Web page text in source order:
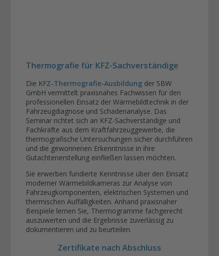
Thermografie für KFZ-Sachverständige
Die KFZ-Thermografie-Ausbildungder SBW
GmbH vermittelt praxisnahes Fachwissen für den
professionellen Einsatz der Wärmebildtechnik in der
Fahrzeugdiagnose und Schadenanalyse. Das
Seminar richtet sich an KFZ-Sachverständige und
Fachkräfte aus dem Kraftfahrzeuggewerbe, die
thermografische Untersuchungen sicher durchführen
und die gewonnenen Erkenntnisse in ihre
Gutachtenerstellung einfließen lassen möchten.
Sie erwerben fundierte Kenntnisse über den Einsatz
moderner Wärmebildkameras zur Analyse von
Fahrzeugkomponenten, elektrischen Systemen und
thermischen Auffälligkeiten. Anhand praxisnaher
Beispiele lernen Sie, Thermogramme fachgerecht
auszuwerten und die Ergebnisse zuverlässig zu
dokumentieren und zu beurteilen.
Zertifikate nach Abschluss